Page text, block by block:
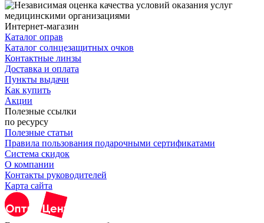
Интернет-магазин
Каталог оправ
Каталог солнцезащитных очков
Контактные линзы
Доставка и оплата
Пункты выдачи
Как купить
Акции
Полезные ссылки
по ресурсу
Полезные статьи
Правила пользования подарочными сертификатами
Система скидок
О компании
Контакты руководителей
Карта сайта